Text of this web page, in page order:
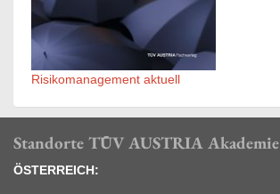
Risikomanagement aktuell
Standorte TÜV AUSTRIA Akademie
ÖSTERREICH: